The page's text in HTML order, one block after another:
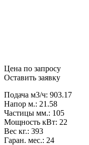
Цена по запросу
Оставить заявку
Подача м3/ч: 903.17
Напор м.: 21.58
Частицы мм.: 105
Мощность кВт: 22
Вес кг.: 393
Гаран. мес.: 24